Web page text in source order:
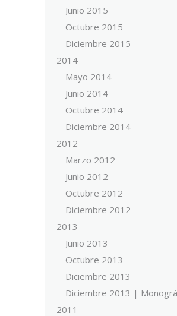
Junio 2015
Octubre 2015
Diciembre 2015
2014
Mayo 2014
Junio 2014
Octubre 2014
Diciembre 2014
2012
Marzo 2012
Junio 2012
Octubre 2012
Diciembre 2012
2013
Junio 2013
Octubre 2013
Diciembre 2013
Diciembre 2013 |
2011